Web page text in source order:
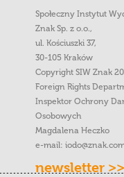
Społeczny Instytut
Znak Sp. z o.o.,
ul. Kościuszki 37,
30-105 Kraków
Copyright SIW Znak
Foreign Rights
Inspektor Ochrony
Osobowych
Magdalena Heczko
e-mail:
newsletter >>